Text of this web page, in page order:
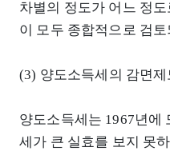
차별의 정도가 어느 정
이 모두 종합적으로 검
(3) 양도소득세의 감면
양도소득세는 1967년에
세가 큰 실효를 보지 못